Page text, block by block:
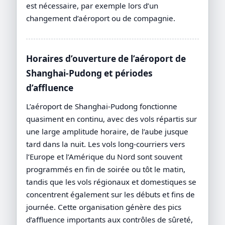
est nécessaire, par exemple lors d’un
changement d’aéroport ou de compagnie.
Horaires d’ouverture de l’aéroport de
Shanghai-Pudong et périodes
d’affluence
L’aéroport de Shanghai-Pudong fonctionne
quasiment en continu, avec des vols répartis sur
une large amplitude horaire, de l’aube jusque
tard dans la nuit. Les vols long-courriers vers
l’Europe et l’Amérique du Nord sont souvent
programmés en fin de soirée ou tôt le matin,
tandis que les vols régionaux et domestiques se
concentrent également sur les débuts et fins de
journée. Cette organisation génère des pics
d’affluence importants aux contrôles de sûreté,